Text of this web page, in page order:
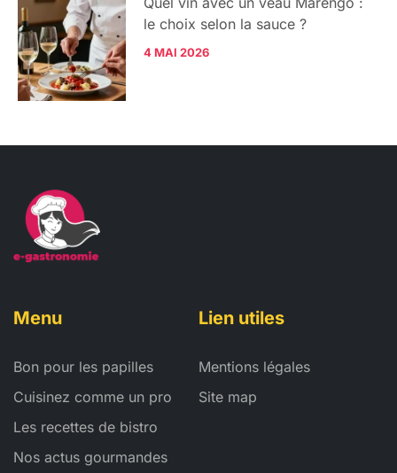
le choix selon la sauce ?
4 MAI 2026
Menu
Bon pour les papilles
Cuisinez comme un pro
Les recettes de bistro
Nos actus gourmandes
Lien utiles
Mentions légales
Site map